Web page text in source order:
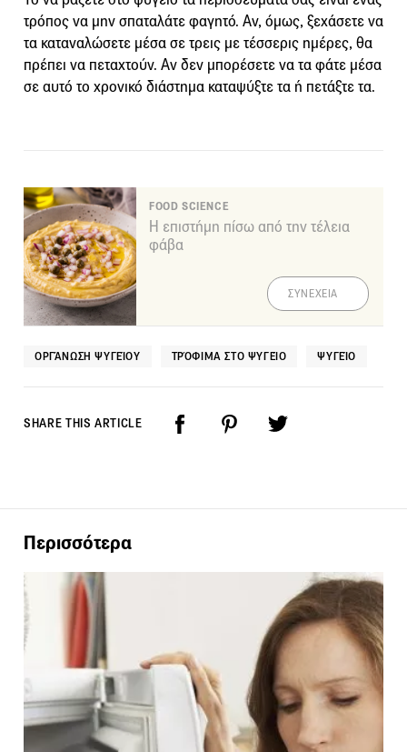
τρόπος να μην σπαταλάτε φαγητό. Αν, όμως, ξεχάσετε να
τα καταναλώσετε μέσα σε τρεις με τέσσερις ημέρες, θα
πρέπει να πεταχτούν. Αν δεν μπορέσετε να τα φάτε μέσα
σε αυτό το χρονικό διάστημα καταψύξτε τα ή πετάξτε τα.
FOOD SCIENCE
Η επιστήμη πίσω από την τέλεια
φάβα
ΣΥΝΕΧΕΙΑ
ΟΡΓΆΝΩΣΗ ΨΥΓΕΊΟΥ ΤΡΌΦΙΜΑ ΣΤΟ ΨΥΓΕΊΟ ΨΥΓΕΊΟ
SHARE THIS ARTICLE
Περισσότερα